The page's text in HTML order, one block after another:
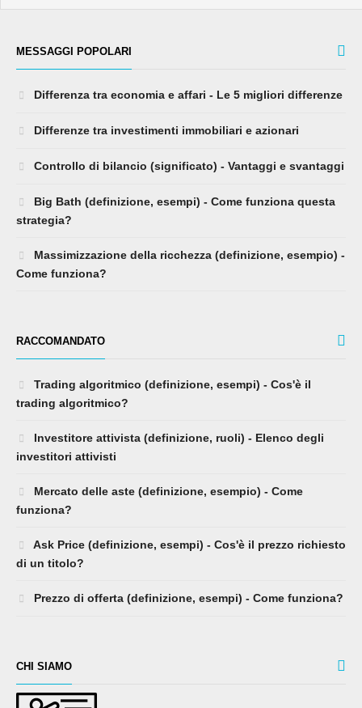
MESSAGGI POPOLARI
Differenza tra economia e affari - Le 5 migliori differenze
Differenze tra investimenti immobiliari e azionari
Controllo di bilancio (significato) - Vantaggi e svantaggi
Big Bath (definizione, esempi) - Come funziona questa
strategia?
Massimizzazione della ricchezza (definizione, esempio) -
Come funziona?
RACCOMANDATO
Trading algoritmico (definizione, esempi) - Cos'è il
trading algoritmico?
Investitore attivista (definizione, ruoli) - Elenco degli
investitori attivisti
Mercato delle aste (definizione, esempio) - Come
funziona?
Ask Price (definizione, esempi) - Cos'è il prezzo richiesto
di un titolo?
Prezzo di offerta (definizione, esempi) - Come funziona?
CHI SIAMO